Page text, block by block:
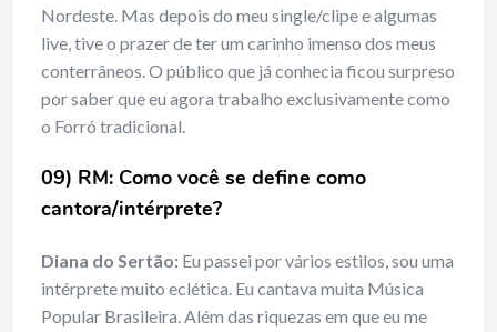
Nordeste. Mas depois do meu single/clipe e algumas
live, tive o prazer de ter um carinho imenso dos meus
conterrâneos. O público que já conhecia ficou surpreso
por saber que eu agora trabalho exclusivamente como
o Forró tradicional.
09) RM: Como você se define como
cantora/intérprete?
Diana do Sertão: Eu passei por vários estilos, sou uma
intérprete muito eclética. Eu cantava muita Música
Popular Brasileira. Além das riquezas em que eu me